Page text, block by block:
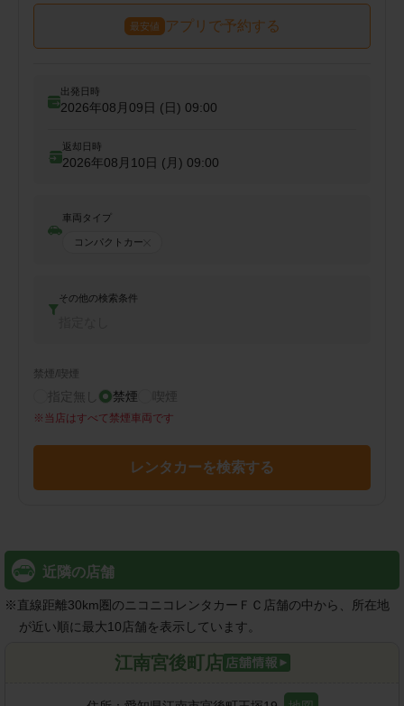
最安値 アプリで予約する
出発日時
2026年08月09日 (日) 09:00
返却日時
2026年08月10日 (月) 09:00
車両タイプ
コンパクトカー
その他の検索条件
禁煙/喫煙
指定無し 禁煙 喫煙
※ 当店はすべて禁煙車両です
レンタカーを検索する
近隣の店舗
※直線距離30km圏のニコニコレンタカーＦＣ店舗の中から、所在地
が近い順に最大10店舗を表示しています。
江南宮後町店